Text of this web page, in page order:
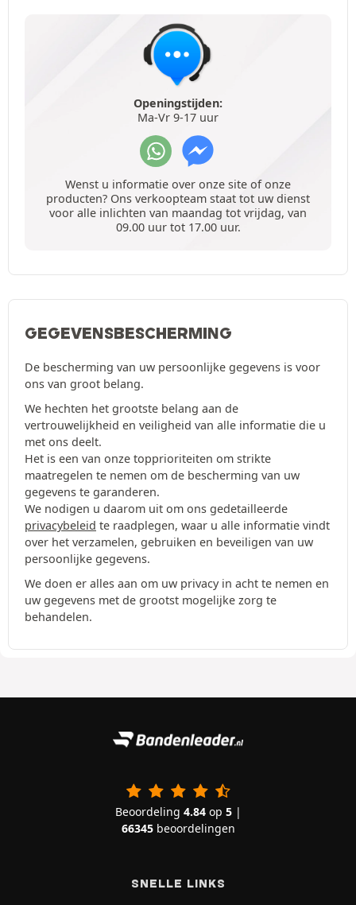
Openingstijden:
Ma-Vr 9-17 uur
Wenst u informatie over onze site of onze
producten? Ons verkoopteam staat tot uw dienst
voor alle inlichten van maandag tot vrijdag, van
09.00 uur tot 17.00 uur.
GEGEVENSBESCHERMING
De bescherming van uw persoonlijke gegevens is voor
ons van groot belang.
We hechten het grootste belang aan de
vertrouwelijkheid en veiligheid van alle informatie die u
met ons deelt.
Het is een van onze topprioriteiten om strikte
maatregelen te nemen om de bescherming van uw
gegevens te garanderen.
We nodigen u daarom uit om ons gedetailleerde
privacybeleid te raadplegen, waar u alle informatie vindt
over het verzamelen, gebruiken en beveiligen van uw
persoonlijke gegevens.
We doen er alles aan om uw privacy in acht te nemen en
uw gegevens met de grootst mogelijke zorg te
behandelen.
Beoordeling 4.84op 5|
66345beoordelingen
SNELLE LINKS